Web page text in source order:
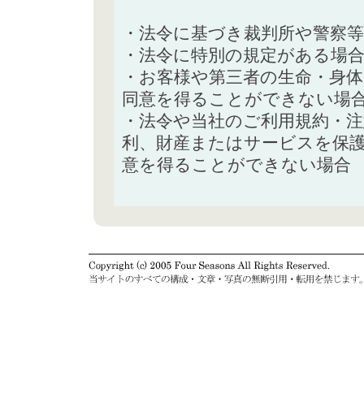
・法令に基づき裁判所や警察
・法令に特別の規定がある場合
・お客様や第三者の生命・身
同意を得ることができない場
・法令や当社のご利用規約・
利、財産またはサービスを保
意を得ることができない場合